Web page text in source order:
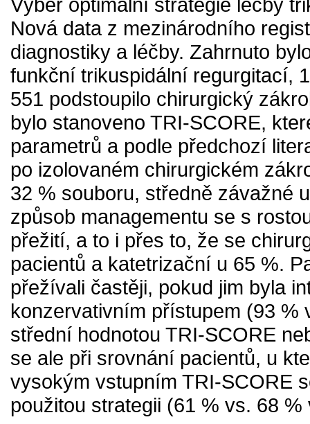
Nová data z mezinárodního
diagnostiky a léčby. Zahrnuto
funkční trikuspidální regurgitací,
551 podstoupilo chirurgický
bylo stanoveno TRI-SCORE,
parametrů a podle předchozí
po izolovaném chirurgickém
32 % souboru, středně závažné
způsob managementu se s
přežití, a to i přes to, že se
pacientů a katetrizační u 65 %.
přežívali častěji, pokud jim byla
konzervativním přístupem (93 %
střední hodnotou TRI-SCORE
se ale při srovnání pacientů, u
vysokým vstupním TRI-SCORE
použitou strategii (61 % vs. 68 %